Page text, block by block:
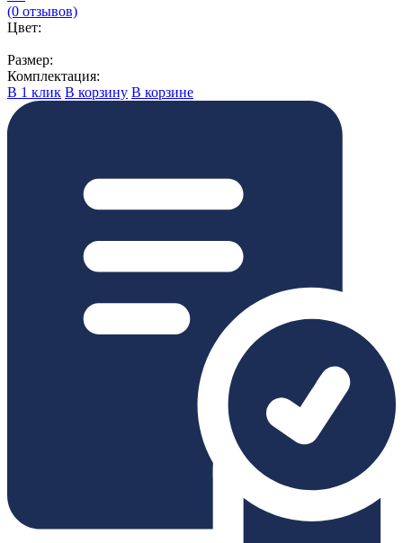
(0 отзывов)
Цвет:
Размер:
Комплектация:
В 1 клик В корзину В корзине